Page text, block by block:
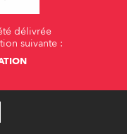
délivrée
suivante :